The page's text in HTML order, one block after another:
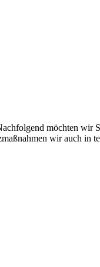
möchten wir
wir auch in